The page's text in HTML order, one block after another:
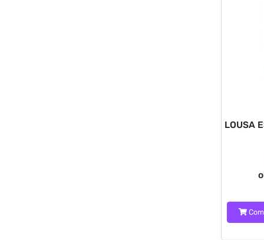
LOUSA